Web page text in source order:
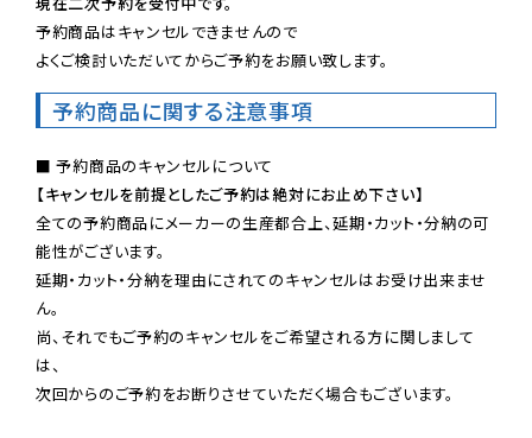
予約商品はキャンセルできませんので
よくご検討いただいてからご予約をお願い致します。
予約商品に関する注意事項
【キャンセルを前提としたご予約は絶対にお止め下さい】
全ての予約商品にメーカーの生産都合上、延期・カット・分納の可
能性がございます。
延期・カット・分納を理由にされてのキャンセルはお受け出来ませ
ん。
尚、それでもご予約のキャンセルをご希望される方に関しまして
は、
次回からのご予約をお断りさせていただく場合もございます。